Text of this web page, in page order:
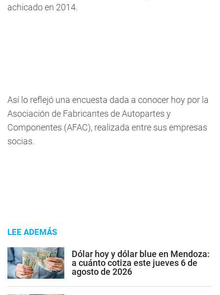
achicado en 2014.
Así lo reflejó una encuesta dada a conocer hoy por la
Asociación de Fabricantes de Autopartes y
Componentes (AFAC), realizada entre sus empresas
socias.
LEE ADEMÁS
Dólar hoy y dólar blue en Mendoza:
a cuánto cotiza este jueves 6 de
agosto de 2026